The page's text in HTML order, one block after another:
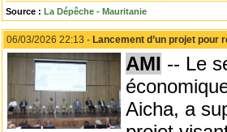
Source : La Dépêche - Mauritanie
06/03/2026 22:13 - Lancement d’un projet
AMI -- Le
Aicha, a